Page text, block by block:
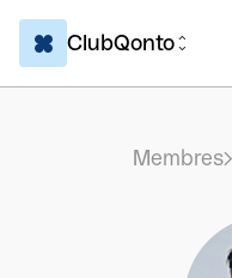
ClubQonto
Membres